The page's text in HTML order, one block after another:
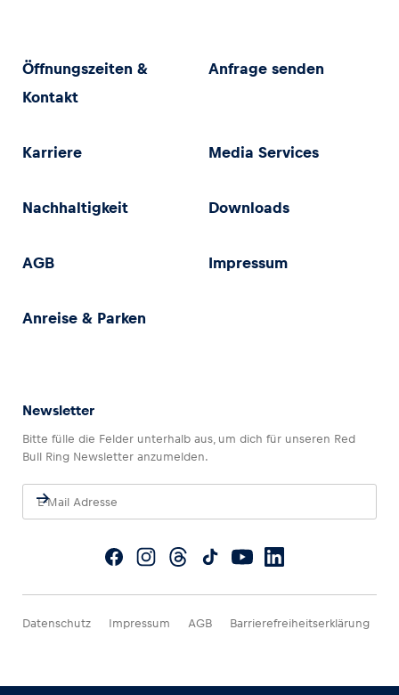
Öffnungszeiten &
Kontakt
Anfrage senden
Karriere Media Services
Nachhaltigkeit Downloads
AGB Impressum
Anreise & Parken
Newsletter
Bitte fülle die Felder unterhalb aus, um dich für unseren Red
Bull Ring Newsletter anzumelden.
Datenschutz Impressum AGB Barrierefreiheitserklärung